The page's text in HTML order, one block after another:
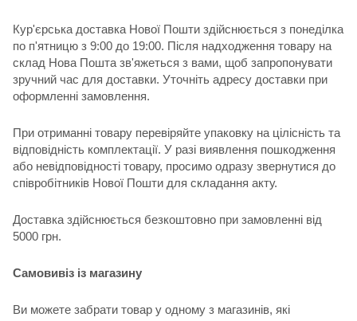
Кур'єрська доставка Нової Пошти здійснюється з понеділка
по п'ятницю з 9:00 до 19:00. Після надходження товару на
склад Нова Пошта зв'яжеться з вами, щоб запропонувати
зручний час для доставки. Уточніть адресу доставки при
оформленні замовлення.
При отриманні товару перевіряйте упаковку на цілісність та
відповідність комплектації. У разі виявлення пошкодження
або невідповідності товару, просимо одразу звернутися до
співробітників Нової Пошти для складання акту.
Доставка здійснюється безкоштовно при замовленні від
5000 грн.
Самовивіз із магазину
Ви можете забрати товар у одному з магазинів, які